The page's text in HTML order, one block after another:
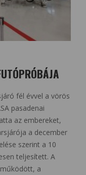
fél évvel a vörös
pasadenai
az embereket,
a december
szerint a 10
teljesített. A
a